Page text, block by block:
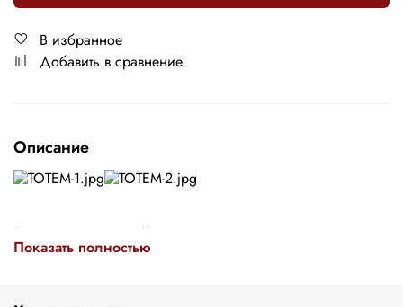
В избранное
Добавить в сравнение
Описание
Буклет в формате .pdf
Показать полностью